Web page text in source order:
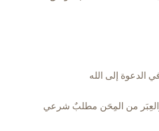
الدعوة إلى الله
من المِحَن مطلبٌ شرعي